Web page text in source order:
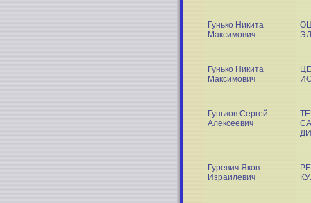
Гунько Никита
Максимович
Гунько Никита
Максимович
Гуньков Сергей
Алексеевич
Гуревич Яков
Израилевич